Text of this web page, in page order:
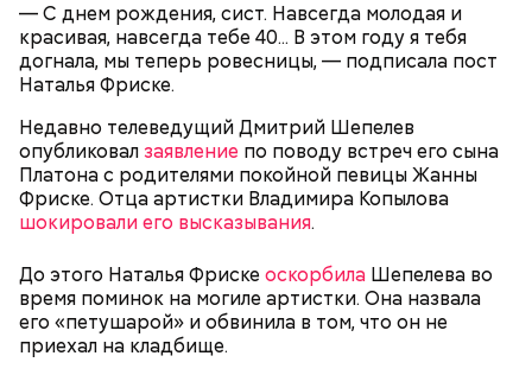
— С днем рождения, сист. Навсегда молодая и
красивая, навсегда тебе 40... В этом году я тебя
догнала, мы теперь ровесницы, — подписала пост
Наталья Фриске.
Недавно телеведущий Дмитрий Шепелев
опубликовалзаявление по поводу встреч его сына
Платона с родителями покойной певицы Жанны
Фриске. Отца артистки Владимира Копылова
шокировали его высказывания.
До этого Наталья Фриске оскорбила Шепелева во
время поминок на могиле артистки. Она назвала
его «петушарой» и обвинила в том, что он не
приехал на кладбище.
День грибного дождя
— В дыне содержится много сахара, который
представлен фруктозой. С одной стороны — это
хорошо, потому что дает энергию. Но важно
увлекаться, так же как и арбузами, людям с
сахарным диабетом и лишним весом, —
подчеркнула доктор.